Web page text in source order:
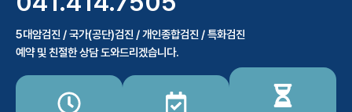
5대암검진 / 국가(공단)검진 / 개인종합검진 / 특화검진
예약 및 친절한 상담 도와드리겠습니다.